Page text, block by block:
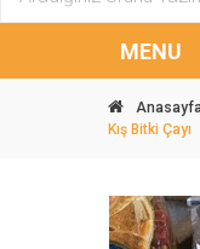
Anasayfa
Kış Bitki Çayı